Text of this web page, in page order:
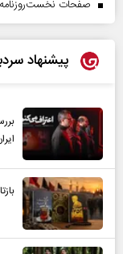
صفحات نخست‌روزنامه ها‌ی
پیشنهاد